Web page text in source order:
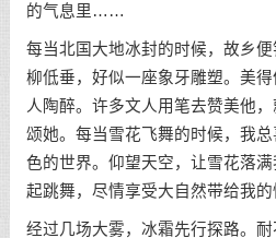
的气息里……
每当北国大地冰封的时候，故乡
柳低垂，好似一座象牙雕塑。美
人陶醉。许多文人用笔去赞美他
颂她。每当雪花飞舞的时候，我
色的世界。仰望天空，让雪花落
起跳舞，尽情享受大自然带给我的
经过几场大雾，冰霜先行探路。